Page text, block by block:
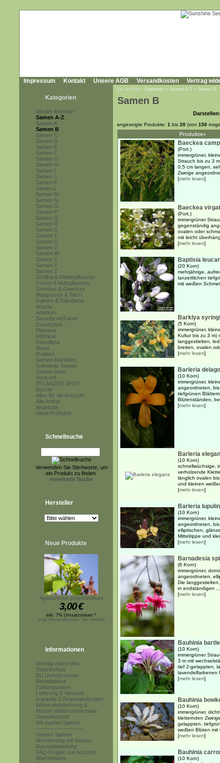
Impressum Kontakt Unsere AGB Versandkosten Vertrag
Kategorien
Wieder lieferbar!
Samen A-Z
Samen A
Samen B
Samen C
Samen D
Samen E
Samen F
Samen G
Samen H
Samen I
Samen J
Samen K
Samen L
Samen M
Samen N
Samen O
Samen P
Samen Q
Samen R
Samen S
Samen T
Samen U
Samen V
Samen W
Samen X
Samen Y
Samen Z
Schling & Kletterpflanzen
Frucht & Nutzpflanzen
Gemüse & Gewürze
Mangroven & Teich
Palmen & Palmfarne
Acacia
Adenium
Baumfarne/Farne
Eucalyptus
Plumeria
Hibiskus
Passiflora
Musa
Proteen
Samen-Raritäten
Gekeimte Samen
Samen-Sets
Herkunft
PFLANZEN SHOP
Bücher
Alles für die Anzucht
Alle Artikel
Angebote
Neue Produkte
Schnellsuche
Verwenden Sie Stichworte, um
ein Produkt zu finden.
erweiterte Suche
Hersteller
Neue Produkte
Aganonerion polymorphum
3,00€
inkl. 7% Umsatzsteuer *
zzgl.Versandkosten, hier klicken
Informationen
Vertrag widerrufen
Datenschutz
EU Umsatzsteuer
Bestellablauf
Zahlungsarten
Lieferung & Versand
Garantie & Beanstandungen
Widerrufsbelehrung &
Muster-Widerrufsformular
Umweltschutz
Wir kaufen Samen
------------------------
Unsere Samen
Vermehrung mit Samen
Aussaatanleitung
FAQ-Fragen zur Anzucht
Warnhinweis
Sie sind hier: Startseite » Samen A-Z » Samen B
Samen B
angezeigte Produkte: 1 bis 20 (von 150
Produkte+
Baeckea
(Port.)
immergrüner,
Strauch bis zu 3
0,5 cm langen,
Zweige
[mehr lesen]
Baeckea
(Port.)
immergrüner
gegenständig
ovalen oder
mit leicht
[mehr lesen]
Baptisia
(20 Korn)
mehrjährige,
lanzettlichen
mit weißen
Barklya
(5 Korn)
immergrüner,
Kultur bis zu 3 m)
langgestielten,
breiten, ovalen
[mehr lesen]
Barleria
(10 Korn)
immergrüner,
angeordneten,
tiefgrünen
Blütenständen,
[mehr lesen]
Barleria
(10 Korn)
schnellwüchsige,
verholzende
länglich ovalen
und kleinen
[mehr lesen]
Barleria
(10 Korn)
immergrüner,
angeordneten,
elliptischen,
Mittelrippe und
[mehr lesen]
Barnadesia
(6 Korn)
immergrüner,
angeordneten,
Die
in endständigen ...
[mehr lesen]
Bauhinia
(10 Korn)
immergrüner
3 m mit
tief 2-gelappten,
lavendelfarbenen
[mehr lesen]
Bauhinia
(10 Korn)
immergrüner,
kletternden
gelappten,
weißen Blüten mit
[mehr lesen]
Bauhinia
(10 Korn)